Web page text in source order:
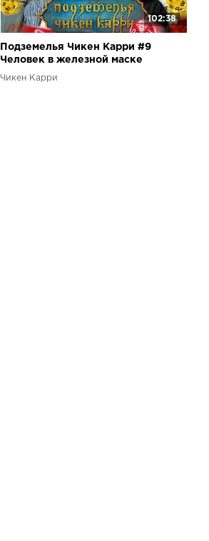
102:38
Подземелья Чикен Карри #9
Человек в железной маске
(Харламов, SQWOZBAB, Гудков,
Чикен Карри